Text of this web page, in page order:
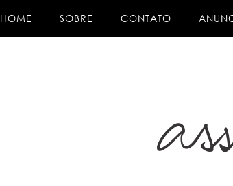
HOME SOBRE CONTATO